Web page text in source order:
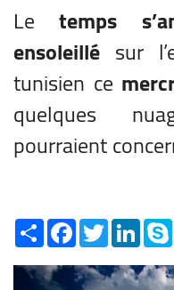
Letemps
ensoleillé sur
tunisien ce
quelques
pourraient
Share
FacebookTwitterLinkedInSkype